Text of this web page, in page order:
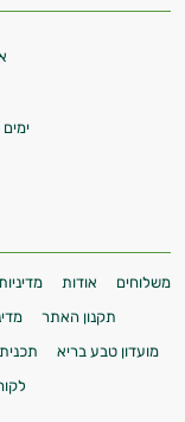
ימים
משלוחים אודות
תקנון האתר
מועדון טבע בריא